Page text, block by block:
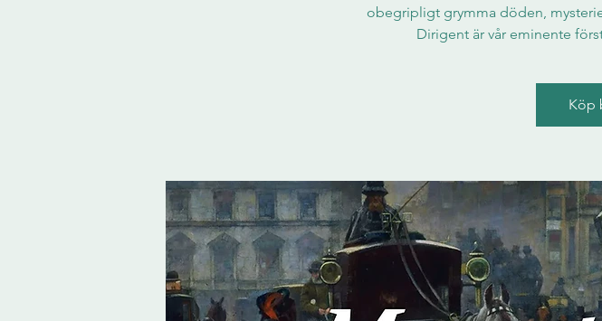
obegripligt grymma döden,
Dirigent är vår eminente
Köp